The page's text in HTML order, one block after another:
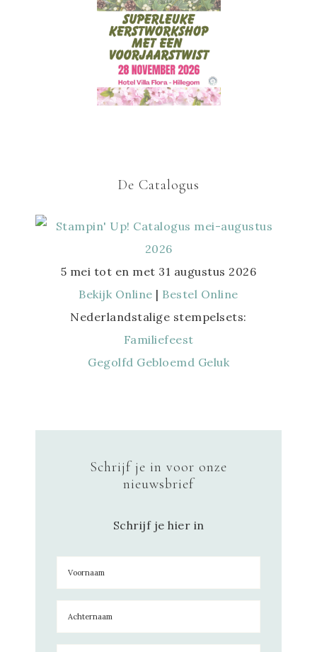
De Catalogus
5 mei tot en met 31 augustus 2026
Bekijk Online | Bestel Online
Nederlandstalige stempelsets:
Familiefeest
Gegolfd Gebloemd Geluk
Schrijf je in voor onze
nieuwsbrief
Schrijf je hier in